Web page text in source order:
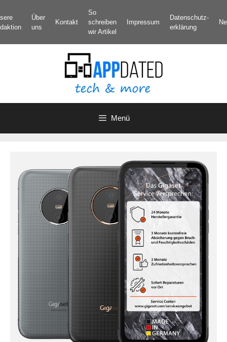
Inhalt
springen
Über
uns
Kontakt
So
schreiben
wir Artikel
Impressum
Datenschutz­
erklärung
Menü